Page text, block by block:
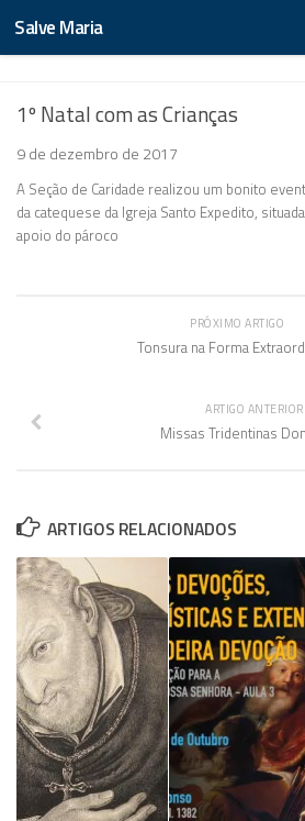
Salve Maria
1º Natal com as Crianças
9 de dezembro de 2017
A Seção de Caridade realizou um bonito
da catequese da Igreja Santo Expedito,
apoio do pároco
PRÓXIMO ARTIGO
Tonsura na Forma
ARTIGO ANTERIOR
Missas Tridentinas
ARTIGOS RELACIONADOS